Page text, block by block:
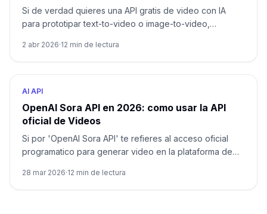
Si de verdad quieres una API gratis de video con IA
para prototipar text-to-video o image-to-video,
conversational video, Tavus tiene mas sentido, y
recibiendo.
2 abr 2026·12 min de lectura
AI API
OpenAI Sora API en 2026: como usar la API
oficial de Videos
Si por 'OpenAI Sora API' te refieres al acceso oficial
programatico para generar video en la plataforma de
entenderlo es como la Videos API impulsada por Sora 2
28 mar 2026·12 min de lectura